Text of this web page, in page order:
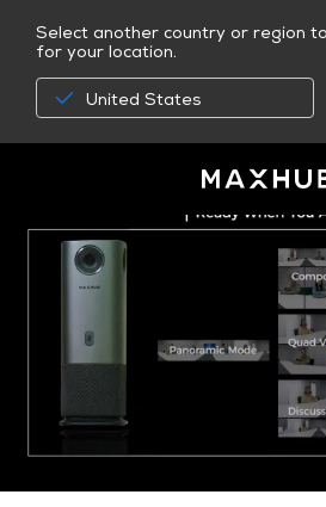
Select another country or region
for your location.
United States